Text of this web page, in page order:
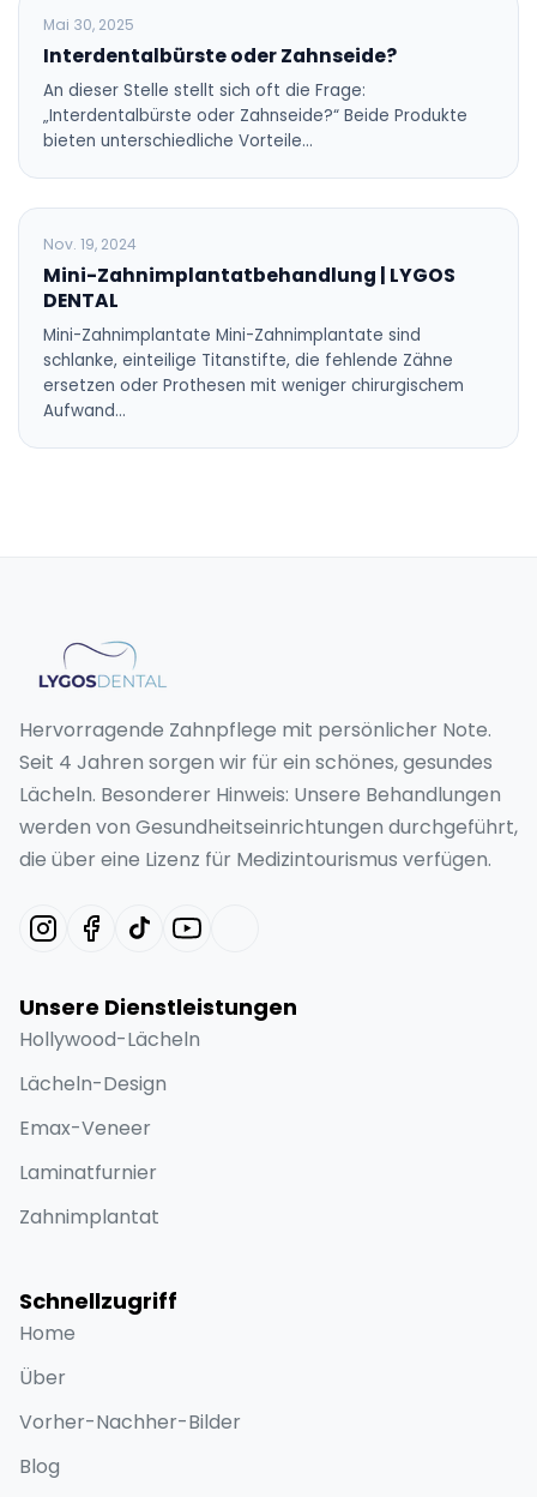
BLOG
Mai 30, 2025
Interdentalbürste oder Zahnseide?
An dieser Stelle stellt sich oft die Frage:
„Interdentalbürste oder Zahnseide?“ Beide Produkte
bieten unterschiedliche Vorteile…
BLOG
Nov. 19, 2024
Mini-Zahnimplantatbehandlung | LYGOS
DENTAL
Mini-Zahnimplantate Mini-Zahnimplantate sind
schlanke, einteilige Titanstifte, die fehlende Zähne
ersetzen oder Prothesen mit weniger chirurgischem
Aufwand…
Hervorragende Zahnpflege mit persönlicher Note.
Seit 4 Jahren sorgen wir für ein schönes, gesundes
Lächeln. Besonderer Hinweis: Unsere Behandlungen
werden von Gesundheitseinrichtungen durchgeführt,
die über eine Lizenz für Medizintourismus verfügen.
Unsere Dienstleistungen
Hollywood-Lächeln
Lächeln-Design
Emax-Veneer
Laminatfurnier
Zahnimplantat
Schnellzugriff
Home
Über
Vorher-Nachher-Bilder
Blog